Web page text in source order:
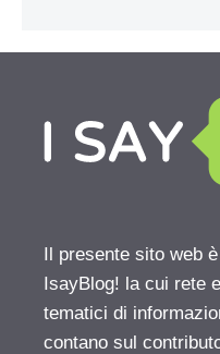
Il presente sito web
IsayBlog! la cui rete
tematici di
contano sul